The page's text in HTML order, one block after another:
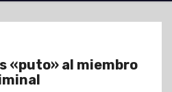
«puto» al miembro